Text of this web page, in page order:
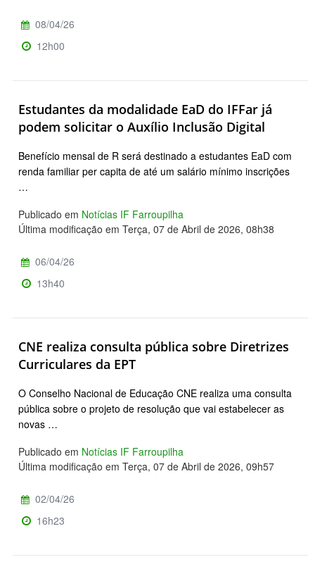
08/04/26
12h00
Estudantes da modalidade EaD do IFFar já
podem solicitar o Auxílio Inclusão Digital
Benefício mensal de R será destinado a estudantes EaD com
renda familiar per capita de até um salário mínimo inscrições
…
Publicado em Notícias IF Farroupilha
Última modificação em Terça, 07 de Abril de 2026, 08h38
06/04/26
13h40
CNE realiza consulta pública sobre Diretrizes
Curriculares da EPT
O Conselho Nacional de Educação CNE realiza uma consulta
pública sobre o projeto de resolução que vai estabelecer as
novas …
Publicado em Notícias IF Farroupilha
Última modificação em Terça, 07 de Abril de 2026, 09h57
02/04/26
16h23